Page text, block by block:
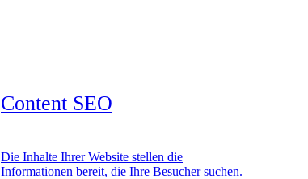
Content SEO
Die Inhalte Ihrer Website stellen die
Informationen bereit, die Ihre Besucher suchen.